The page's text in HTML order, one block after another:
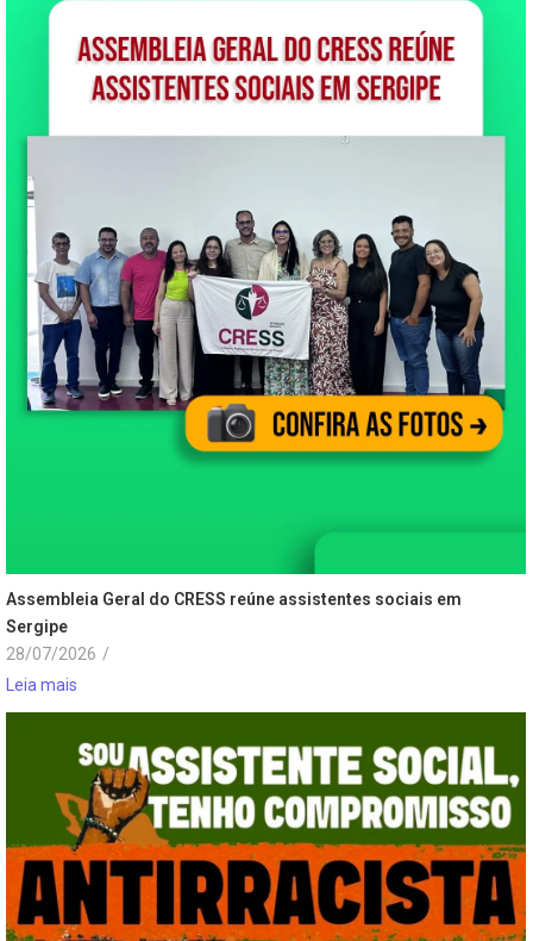
Assembleia Geral do CRESS reúne assistentes sociais em
Sergipe
28/07/2026 /
Leia mais